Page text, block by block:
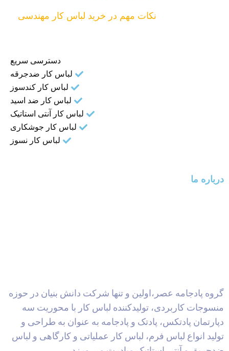
نکات مهم در خرید لباس کار مهندسی
دسترسی سریع
لباس کار ضدجرقه
لباس کار کندسوز
لباس کار ضد اسید
لباس کار آنتی استاتیک
لباس کار جوشکاری
لباس کار نسوز
درباره ما
گروه پادجامه عصر،اولین و تنها شرکت دانش بنیان در حوزه
منسوجات کاربردی، تولیدکننده لباس کار با محوریت سه
دپارتمان پادتکس، پادتک و پادجامه به عنوان به طراحی و
تولید انواع لباس فرم، لباس کار عملیاتی و کارگاهی و لباس